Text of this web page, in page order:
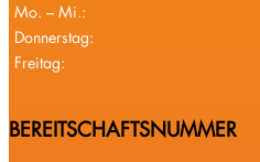
Mo. – Mi.:
Donnerstag:
Freitag:
BEREITSCHAFTSNUMMER